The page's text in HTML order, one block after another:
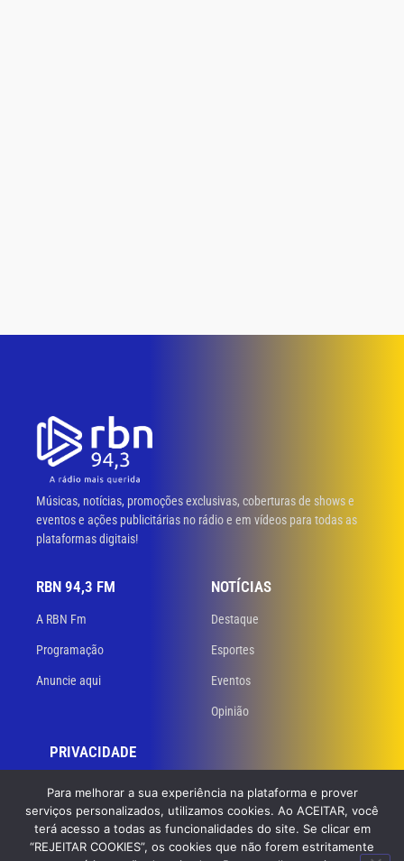
Músicas, notícias, promoções exclusivas, coberturas de shows e
eventos e ações publicitárias no rádio e em vídeos para todas as
plataformas digitais!
RBN 94,3 FM
A RBN Fm
Programação
Anuncie aqui
NOTÍCIAS
Destaque
Esportes
Eventos
Opinião
PRIVACIDADE
Termos de uso
Para melhorar a sua experiência na plataforma e prover
serviços personalizados, utilizamos cookies. Ao ACEITAR, você
terá acesso a todas as funcionalidades do site. Se clicar em
“REJEITAR COOKIES”, os cookies que não forem estritamente